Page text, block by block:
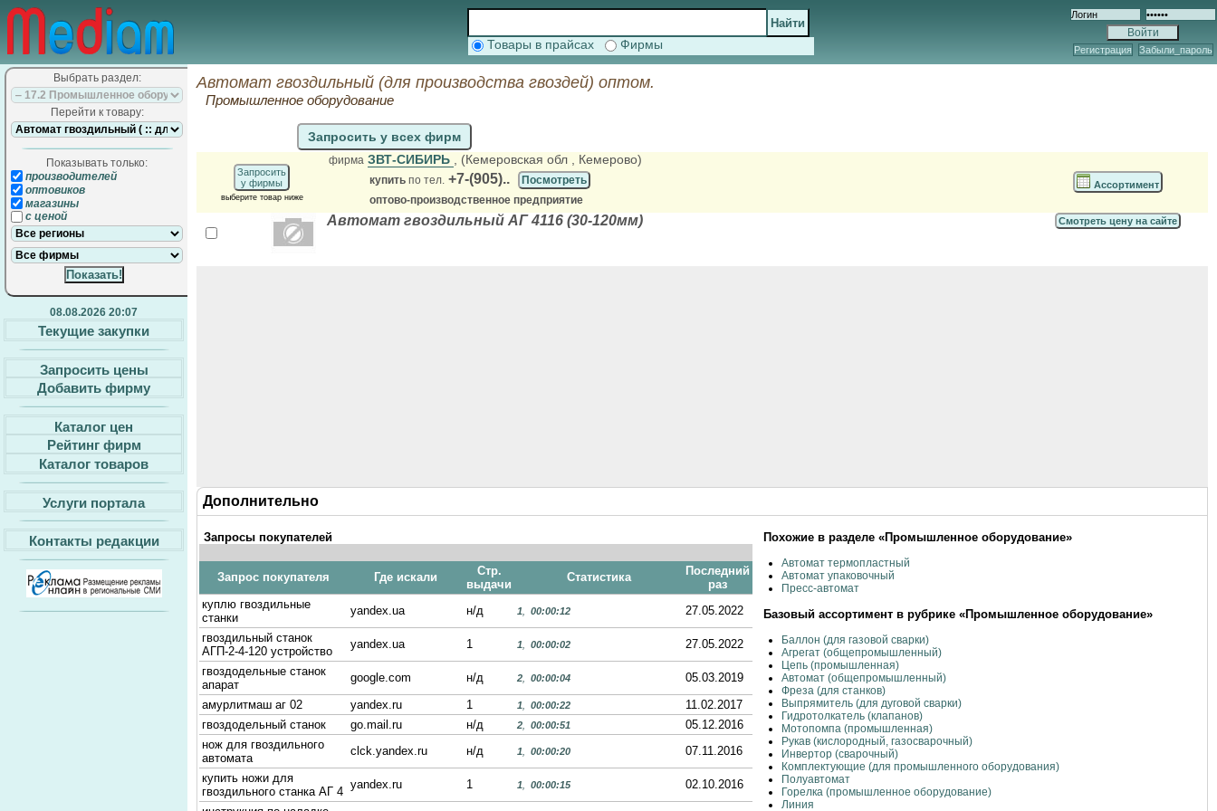
Товары в прайсах Фирмы Регистрация Забыли_пароль
Выбрать раздел:
Перейти к товару:
Показывать только:
производителей
оптовиков
магазины
с ценой
08.08.2026 20:07
Текущие закупки
Запросить цены
Добавить фирму
Каталог цен
Рейтинг фирм
Каталог товаров
Услуги портала
Контакты редакции
Автомат гвоздильный (для производства гвоздей) оптом.
Промышленное оборудование
Запросить у всех фирм
Запросить
у фирмы
выберите товар ниже
фирма ЗВТ-СИБИРЬ , (Кемеровская обл , Кемерово)
купить по тел. +7-(905)..
Посмотреть
оптово-производственное предприятие
Ассортимент
Автомат гвоздильный АГ 4116 (30-120мм) Смотреть цену на сайте
Дополнительно
Запросы покупателей
Запрос покупателя Где искали
Стр.
выдачи
Статистика
Последний
раз
куплю гвоздильные
станки
yandex.ua н/д 1 00:00:12
27.05.2022
гвоздильный станок
АГП-2-4-120 устройство
yandex.ua 1 1 00:00:02
27.05.2022
гвоздодельные станок
апарат
google.com н/д 2 00:00:04
05.03.2019
амурлитмаш аг 02
yandex.ru 1 1 00:00:22
11.02.2017
гвоздодельный станок
go.mail.ru н/д 2 00:00:51
05.12.2016
нож для гвоздильного
автомата
clck.yandex.ru н/д 1 00:00:20
07.11.2016
купить ножи для
гвоздильного станка АГ 4
yandex.ru 1 1 00:00:15
02.10.2016
Похожие в разделе «Промышленное оборудование»
Автомат термопластный
Автомат упаковочный
Пресс-автомат
Базовый ассортимент в рубрике «Промышленное оборудование»
Баллон (для газовой сварки)
Агрегат (общепромышленный)
Цепь (промышленная)
Автомат (общепромышленный)
Фреза (для станков)
Выпрямитель (для дуговой сварки)
Гидротолкатель (клапанов)
Мотопомпа (промышленная)
Рукав (кислородный, газосварочный)
Инвертор (сварочный)
Комплектующие (для промышленного оборудования)
Полуавтомат
Горелка (промышленное оборудование)
Линия